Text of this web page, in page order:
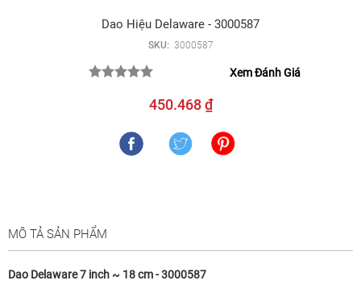
Dao Hiệu Delaware - 3000587
SKU: 3000587
Xem Đánh Giá
450.468 ₫
MÔ TẢ SẢN PHẨM
Dao Delaware 7 inch ~ 18 cm - 3000587